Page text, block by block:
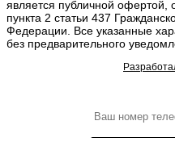
является публичной
пункта 2 статьи 437
Федерации. Все указанные
без предварительного